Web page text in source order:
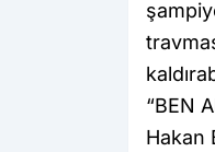
“BEN
Hakan